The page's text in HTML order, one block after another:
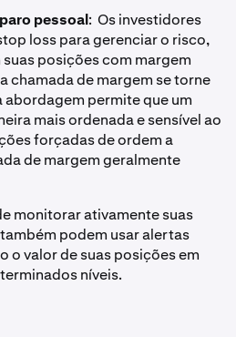
pessoal: Os investidores
loss para gerenciar o risco,
posições com margem
chamada de margem se torne
abordagem permite que um
mais ordenada e sensível ao
forçadas de ordem a
de margem geralmente
monitorar ativamente suas
podem usar alertas
o valor de suas posições em
níveis.